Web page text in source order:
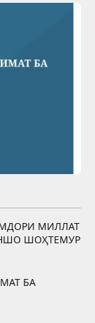
МИЛЛАТ
ШОҲТЕМУР
БА